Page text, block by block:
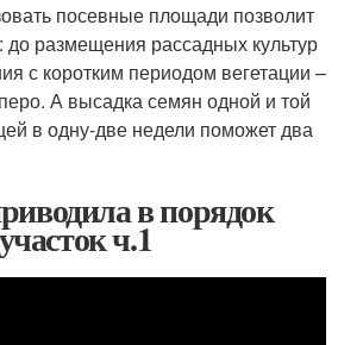
посевные площади позволит
до размещения рассадных культур
с коротким периодом вегетации –
А высадка семян одной и той
в одну-две недели поможет два
в порядок
ч.1